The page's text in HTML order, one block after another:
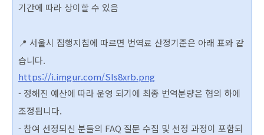
기간에 따라 상이할 수 있음
📍 서울시 집행지침에 따르면 번역료 산정기준은 아래 표와 같
습니다.
https://i.imgur.com/Sls8xrb.png
- 정해진 예산에 따라 운영 되기에 최종 번역분량은 협의 하에
조정됩니다.
- 참여 선정되신 분들의 FAQ 질문 수집 및 선정 과정이 포함되